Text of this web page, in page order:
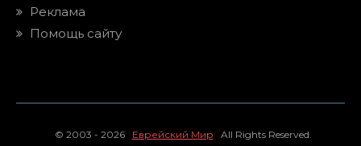
Реклама
Помощь сайту
© 2003 - 2026 Еврейский Мир All Rights Reserved.